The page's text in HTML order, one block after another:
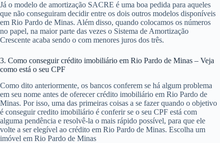
Já o modelo de amortização SACRE é uma boa pedida para aqueles
que não conseguiram decidir entre os dois outros modelos disponíveis
em Rio Pardo de Minas. Além disso, quando colocamos os números
no papel, na maior parte das vezes o Sistema de Amortização
Crescente acaba sendo o com menores juros dos três.
3. Como conseguir crédito imobiliário em Rio Pardo de Minas – Veja
como está o seu CPF
Como dito anteriormente, os bancos conferem se há algum problema
em seu nome antes de oferecer crédito imobiliário em Rio Pardo de
Minas. Por isso, uma das primeiras coisas a se fazer quando o objetivo
é conseguir credito imobiliário é conferir se o seu CPF está com
alguma pendência e resolvê-la o mais rápido possível, para que ele
volte a ser elegível ao crédito em Rio Pardo de Minas. Escolha um
imóvel em Rio Pardo de Minas